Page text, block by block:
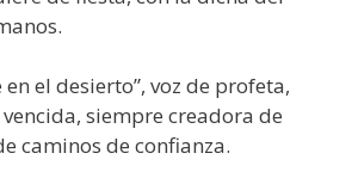
en el desierto”, voz de profeta,
siempre creadora de
caminos de confianza.